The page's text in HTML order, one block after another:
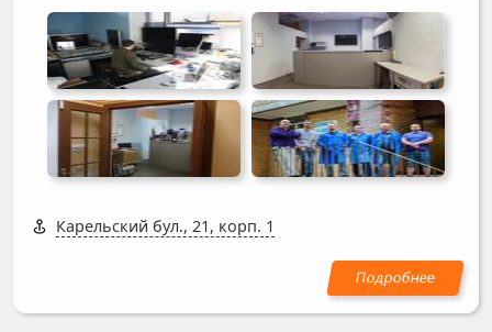
Карельский бул., 21, корп. 1